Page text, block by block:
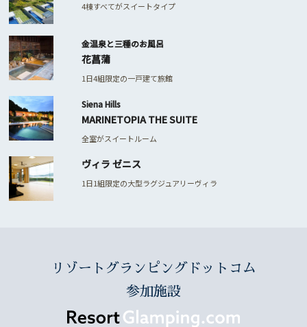
4棟すべてがスイートタイプ
金温泉と三種のお風呂
花菖蒲
1日4組限定の一戸建て旅館
Siena Hills
MARINETOPIA THE SUITE
全室がスイートルーム
ヴィラ ゼニス
1日1組限定の大型ラグジュアリーヴィラ
リゾートグランピングドットコム
参加施設